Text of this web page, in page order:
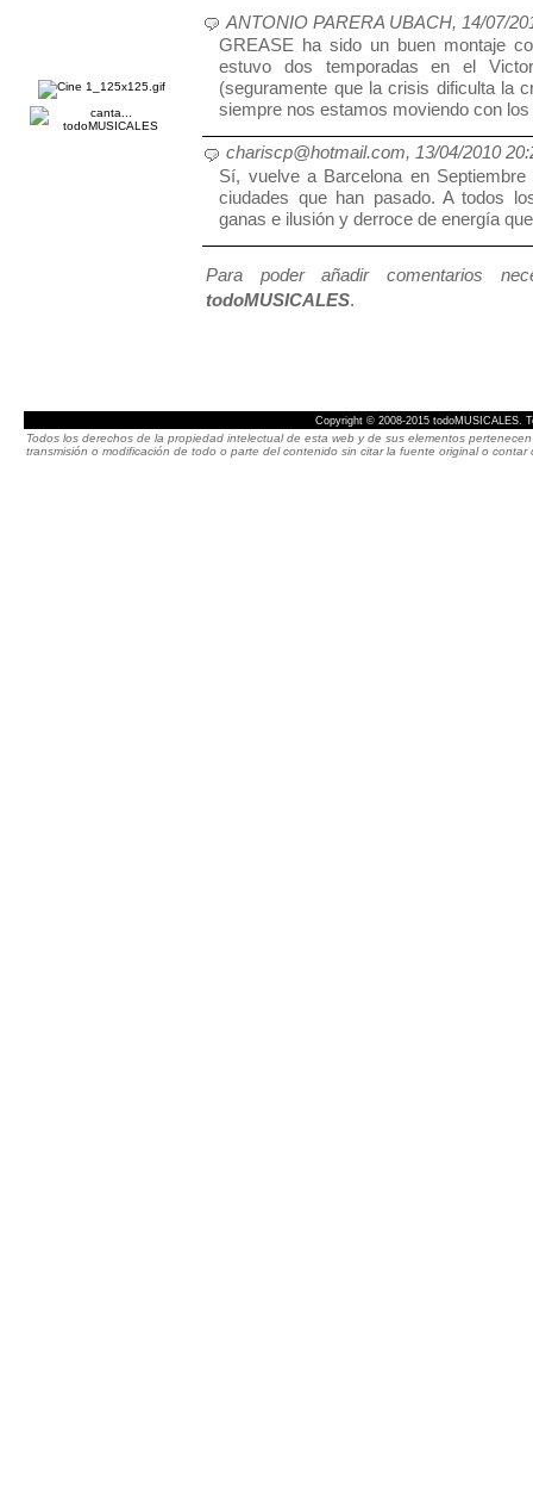
ANTONIO PARERA UBACH, 14/07/
GREASE ha sido un buen montaje
estuvo dos temporadas en el
(seguramente que la crisis dificulta la
siempre nos estamos moviendo con
chariscp@hotmail.com, 13/04/2010
Sí, vuelve a Barcelona en
ciudades que han pasado. A todos
ganas e ilusión y derroce de energía
Para poder añadir comentarios
todoMUSICALES.
Copyright © 2008-2015 todoMUSICALES.
Todos los derechos de la propiedad intelectual de esta web y de sus elementos
transmisión o modificación de todo o parte del contenido sin citar la fuente original o